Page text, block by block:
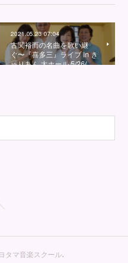
2021.05.23 07:04
古関裕而の名曲を歌い継
ぐ〜『喜多三』ライブ in き
ゅりあん 大ホール 5/26(…
タマ音楽スクール.